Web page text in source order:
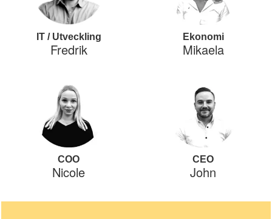
IT / Utveckling
Fredrik
Ekonomi
Mikaela
COO
Nicole
CEO
John